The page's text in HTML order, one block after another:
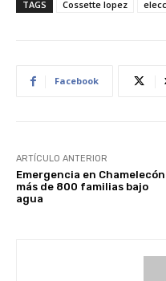
TAGS Cossette lopez
Facebook
ARTÍCULO ANTERIOR
Emergencia en
más de 800 familias bajo
agua